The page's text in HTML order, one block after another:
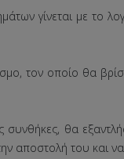
γίνεται με το
τον οποίο θα
θα
του και να